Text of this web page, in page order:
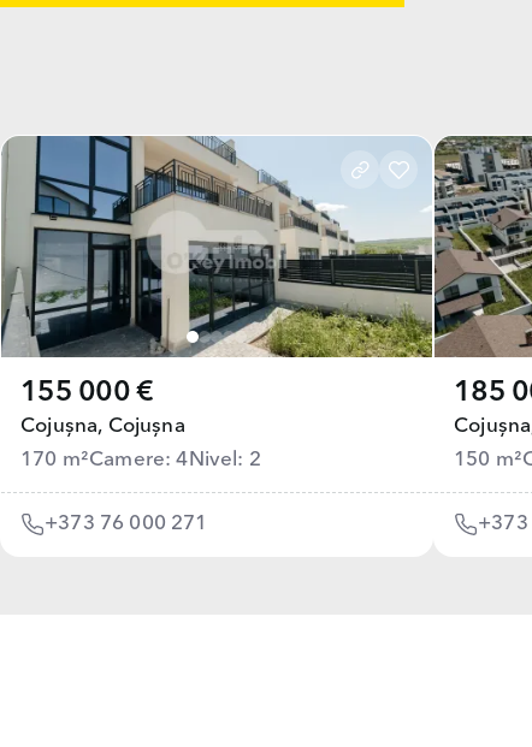
155 000 €
Cojușna, Cojușna
170 m²Camere: 4 Nivel: 2
+373 76 000 271
185
150 m²
+373